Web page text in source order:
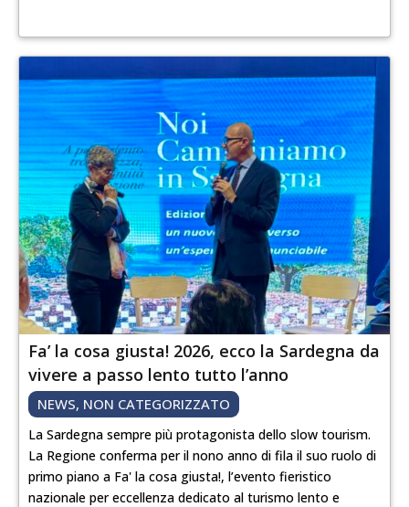
Fa’ la cosa giusta! 2026, ecco la Sardegna da
vivere a passo lento tutto l’anno
NEWS, NON CATEGORIZZATO
La Sardegna sempre più protagonista dello slow tourism.
La Regione conferma per il nono anno di fila il suo ruolo di
primo piano a Fa' la cosa giusta!, l’evento fieristico
nazionale per eccellenza dedicato al turismo lento e